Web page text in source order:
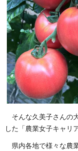
そんな久美子さんの
した「農業女子キャリ
県内各地で様々な農